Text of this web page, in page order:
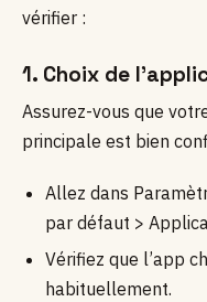
vérifier :
1. Choix de
Assurez-vous que
principale est bien
Allez dans
par défaut >
Vérifiez que l’app
habituellement.